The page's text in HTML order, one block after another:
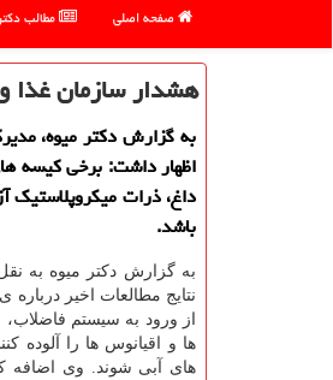
صفحه اصلی مطالب
هشدار سازمان غذا
به گزارش دکتر میوه،
اظهار داشت: برخی کیسه
داغ، ذرات میکروپلاستیک
باشد.
به گزارش دکتر میوه به
نتایج مطالعات اخیر
از ورود به سیستم فاضلاب،
ها و اقیانوس ها را آلوده
های آبی شوند. وی اضافه